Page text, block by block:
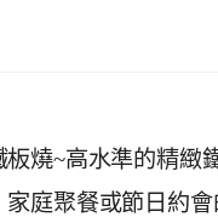
板燒~高水準的精
庭聚餐或節日約